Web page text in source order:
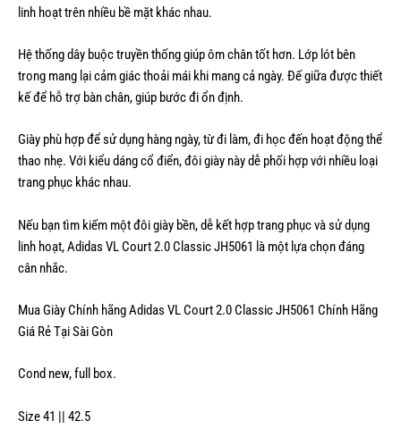
linh hoạt trên nhiều bề mặt khác nhau.
Hệ thống dây buộc truyền thống giúp ôm chân tốt hơn. Lớp lót bên
trong mang lại cảm giác thoải mái khi mang cả ngày. Đế giữa được thiết
kế để hỗ trợ bàn chân, giúp bước đi ổn định.
Giày phù hợp để sử dụng hàng ngày, từ đi làm, đi học đến hoạt động thể
thao nhẹ. Với kiểu dáng cổ điển, đôi giày này dễ phối hợp với nhiều loại
trang phục khác nhau.
Nếu bạn tìm kiếm một đôi giày bền, dễ kết hợp trang phục và sử dụng
linh hoạt, Adidas VL Court 2.0 Classic JH5061 là một lựa chọn đáng
cân nhắc.
Mua Giày Chính hãng Adidas VL Court 2.0 Classic JH5061 Chính Hãng
Giá Rẻ Tại Sài Gòn
Cond new, full box.
Size 41 || 42.5